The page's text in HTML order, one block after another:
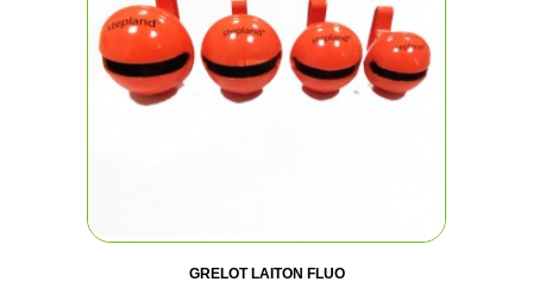
GRELOT LAITON FLUO